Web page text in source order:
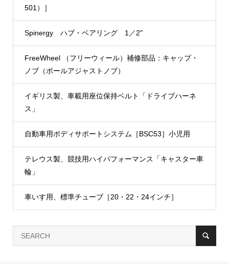
501）］
Spinergy ハブ・ベアリング 1／2"
FreeWheel （フリーウィール）補修部品：キャップ・
ノブ（ボールアジャストノブ）
イギリス製、車載用座位保持ベルト「ドライブハーネ
ス」
自動車用ボディサポートシステム［BSC53］小児用
テレウス製、競技用ハイパフォーマンス「キャスター車
輪」
車いす用、標準チューブ［20・22・24インチ］